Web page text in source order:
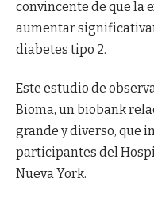
convincente de que la
aumentar
diabetes tipo 2.
Este estudio de
Bioma, un biobank
grande y diverso, que
participantes del
Nueva York.